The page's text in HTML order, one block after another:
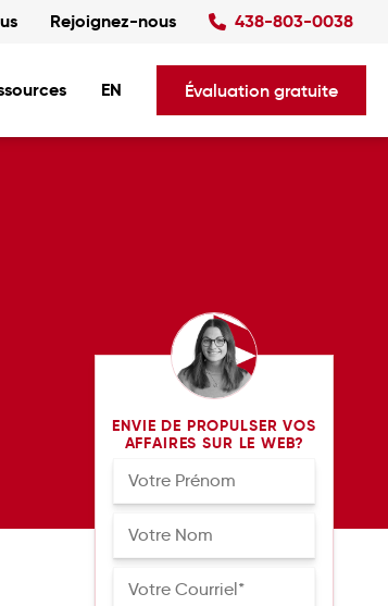
Rejoignez-nous 438-803-0038
EN Évaluation gratuite
ENVIE DE PROPULSER VOS
AFFAIRES SUR LE WEB?